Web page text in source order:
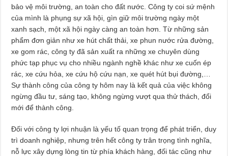
bảo vệ môi trường, an toàn cho đất nước. Công ty coi sứ mệnh
của mình là phụng sự xã hội, gìn giữ môi trường ngày một
xanh sạch, một xã hội ngày càng an toàn hơn. Từ những sản
phẩm đơn giản như xe hút chất thải, xe phun nước rửa đường,
xe gom rác, công ty đã sản xuất ra những xe chuyên dùng
phức tạp phục vụ cho nhiều ngành nghề khác như xe cuốn ép
rác, xe cứu hỏa, xe cứu hộ cứu nạn, xe quét hút bụi đường,…
Sự thành công của công ty hôm nay là kết quả của việc không
ngừng đầu tư, sáng tạo, không ngừng vượt qua thử thách, đổi
mới để thành công.
Đối với công ty lợi nhuận là yếu tố quan trọng để phát triển, duy
trì doanh nghiệp, nhưng trên hết công ty trân trọng tình nghĩa,
nỗ lực xây dựng lòng tin từ phía khách hàng, đối tác cũng như